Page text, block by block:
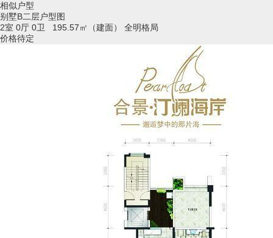
相似户型
别墅B二层户型图
2室 0厅 0卫 195.57㎡（建面）
全明格局
价格待定